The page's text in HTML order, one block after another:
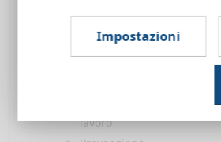
Il rischio rumore
Funzionamento
Caratteristiche del rumore
L'impatto del rumore nei
Riduzione dei rischi
lavoro
Impostazioni